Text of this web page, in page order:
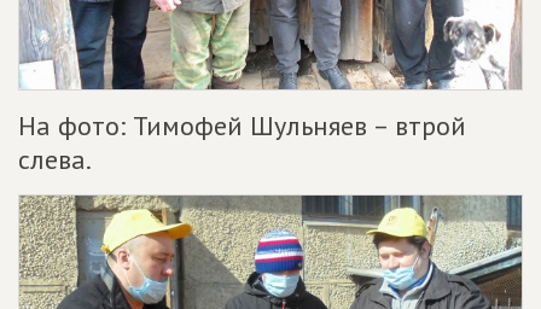
На фото: Тимофей Шульняев – втрой
слева.